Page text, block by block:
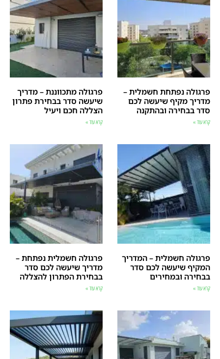
פרגולה נפתחת חשמלית –
מדריך מקיף שיעשה לכם
סדר בבחירה ובהתקנה
קרא עוד »
פרגולה מתכווננת – מדריך
שיעשה סדר בבחירת פתרון
הצללה חכם ויעיל
קרא עוד »
פרגולה חשמלית – המדריך
המקיף שיעשה לכם סדר
בבחירה ובמחירים
קרא עוד »
פרגולה חשמלית נפתחת –
מדריך שיעשה לכם סדר
בבחירת הפתרון להצללה
קרא עוד »